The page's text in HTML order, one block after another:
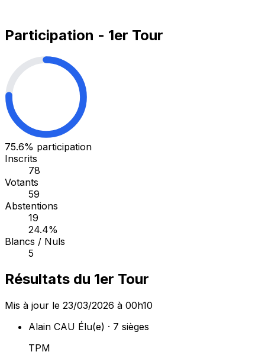
Participation - 1er Tour
75.6% participation
Inscrits
78
Votants
59
Abstentions
19
24.4%
Blancs / Nuls
5
Résultats du 1er Tour
Mis à jour le 23/03/2026 à 00h10
Alain CAU Élu(e) · 7 sièges
TPM